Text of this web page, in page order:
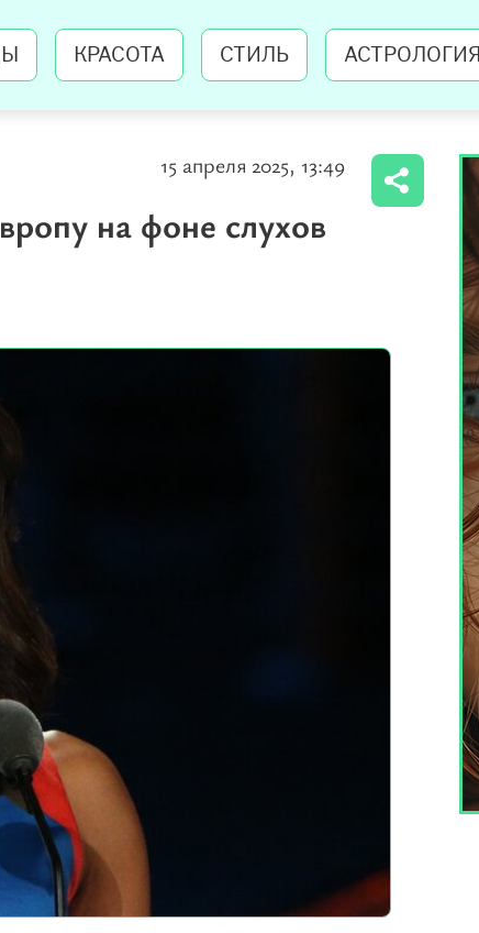
КРАСОТА СТИЛЬ АСТРОЛОГИЯ
15 апреля 2025, 13:49
на фоне слухов